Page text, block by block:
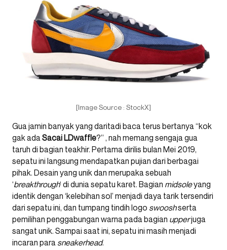
[Image Source : StockX]
Gua jamin banyak yang daritadi baca terus bertanya “kok
gak adaSacai LDwaffle?” , nah memang sengaja gua
taruh di bagian teakhir. Pertama dirilis bulan Mei 2019,
sepatu ini langsung mendapatkan pujian dari berbagai
pihak. Desain yang unik dan merupaka sebuah
‘breakthrough‘ di dunia sepatu karet. Bagian midsoleyang
identik dengan ‘kelebihan sol’ menjadi daya tarik tersendiri
dari sepatu ini, dan tumpang tindih logo swooshserta
pemilihan penggabungan warna pada bagian upperjuga
sangat unik. Sampai saat ini, sepatu ini masih menjadi
incaran para sneakerhead.